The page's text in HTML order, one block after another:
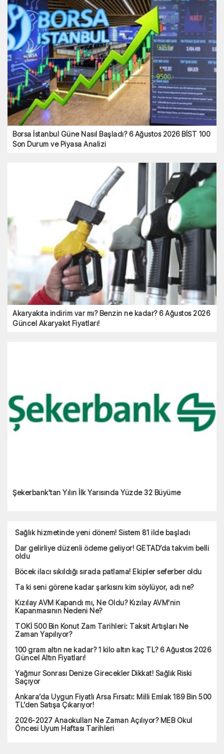
Borsa İstanbul Güne Nasıl Başladı? 6 Ağustos 2026 BİST 100
Son Durum ve Piyasa Analizi
Akaryakıta indirim var mı? Benzin ne kadar? 6 Ağustos 2026
Güncel Akaryakıt Fiyatları!
Şekerbank'tan Yılın İlk Yarısında Yüzde 32 Büyüme
Sağlık hizmetinde yeni dönem! Sistem 81 ilde başladı
Dar gelirliye düzenli ödeme geliyor! GETAD’da takvim belli
oldu
Böcek ilacı sıkıldığı sırada patlama! Ekipler seferber oldu
Ta ki seni görene kadar şarkısını kim söylüyor, adı ne?
Kızılay AVM Kapandı mı, Ne Oldu? Kızılay AVM'nin
Kapanmasının Nedeni Ne?
TOKİ 500 Bin Konut Zam Tarihleri: Taksit Artışları Ne
Zaman Yapılıyor?
100 gram altın ne kadar? 1 kilo altın kaç TL? 6 Ağustos 2026
Güncel Altın Fiyatları!
Yağmur Sonrası Denize Girecekler Dikkat! Sağlık Riski
Saçıyor
Ankara’da Uygun Fiyatlı Arsa Fırsatı: Milli Emlak 189 Bin 500
TL’den Satışa Çıkarıyor!
2026-2027 Anaokulları Ne Zaman Açılıyor? MEB Okul
Öncesi Uyum Haftası Tarihleri